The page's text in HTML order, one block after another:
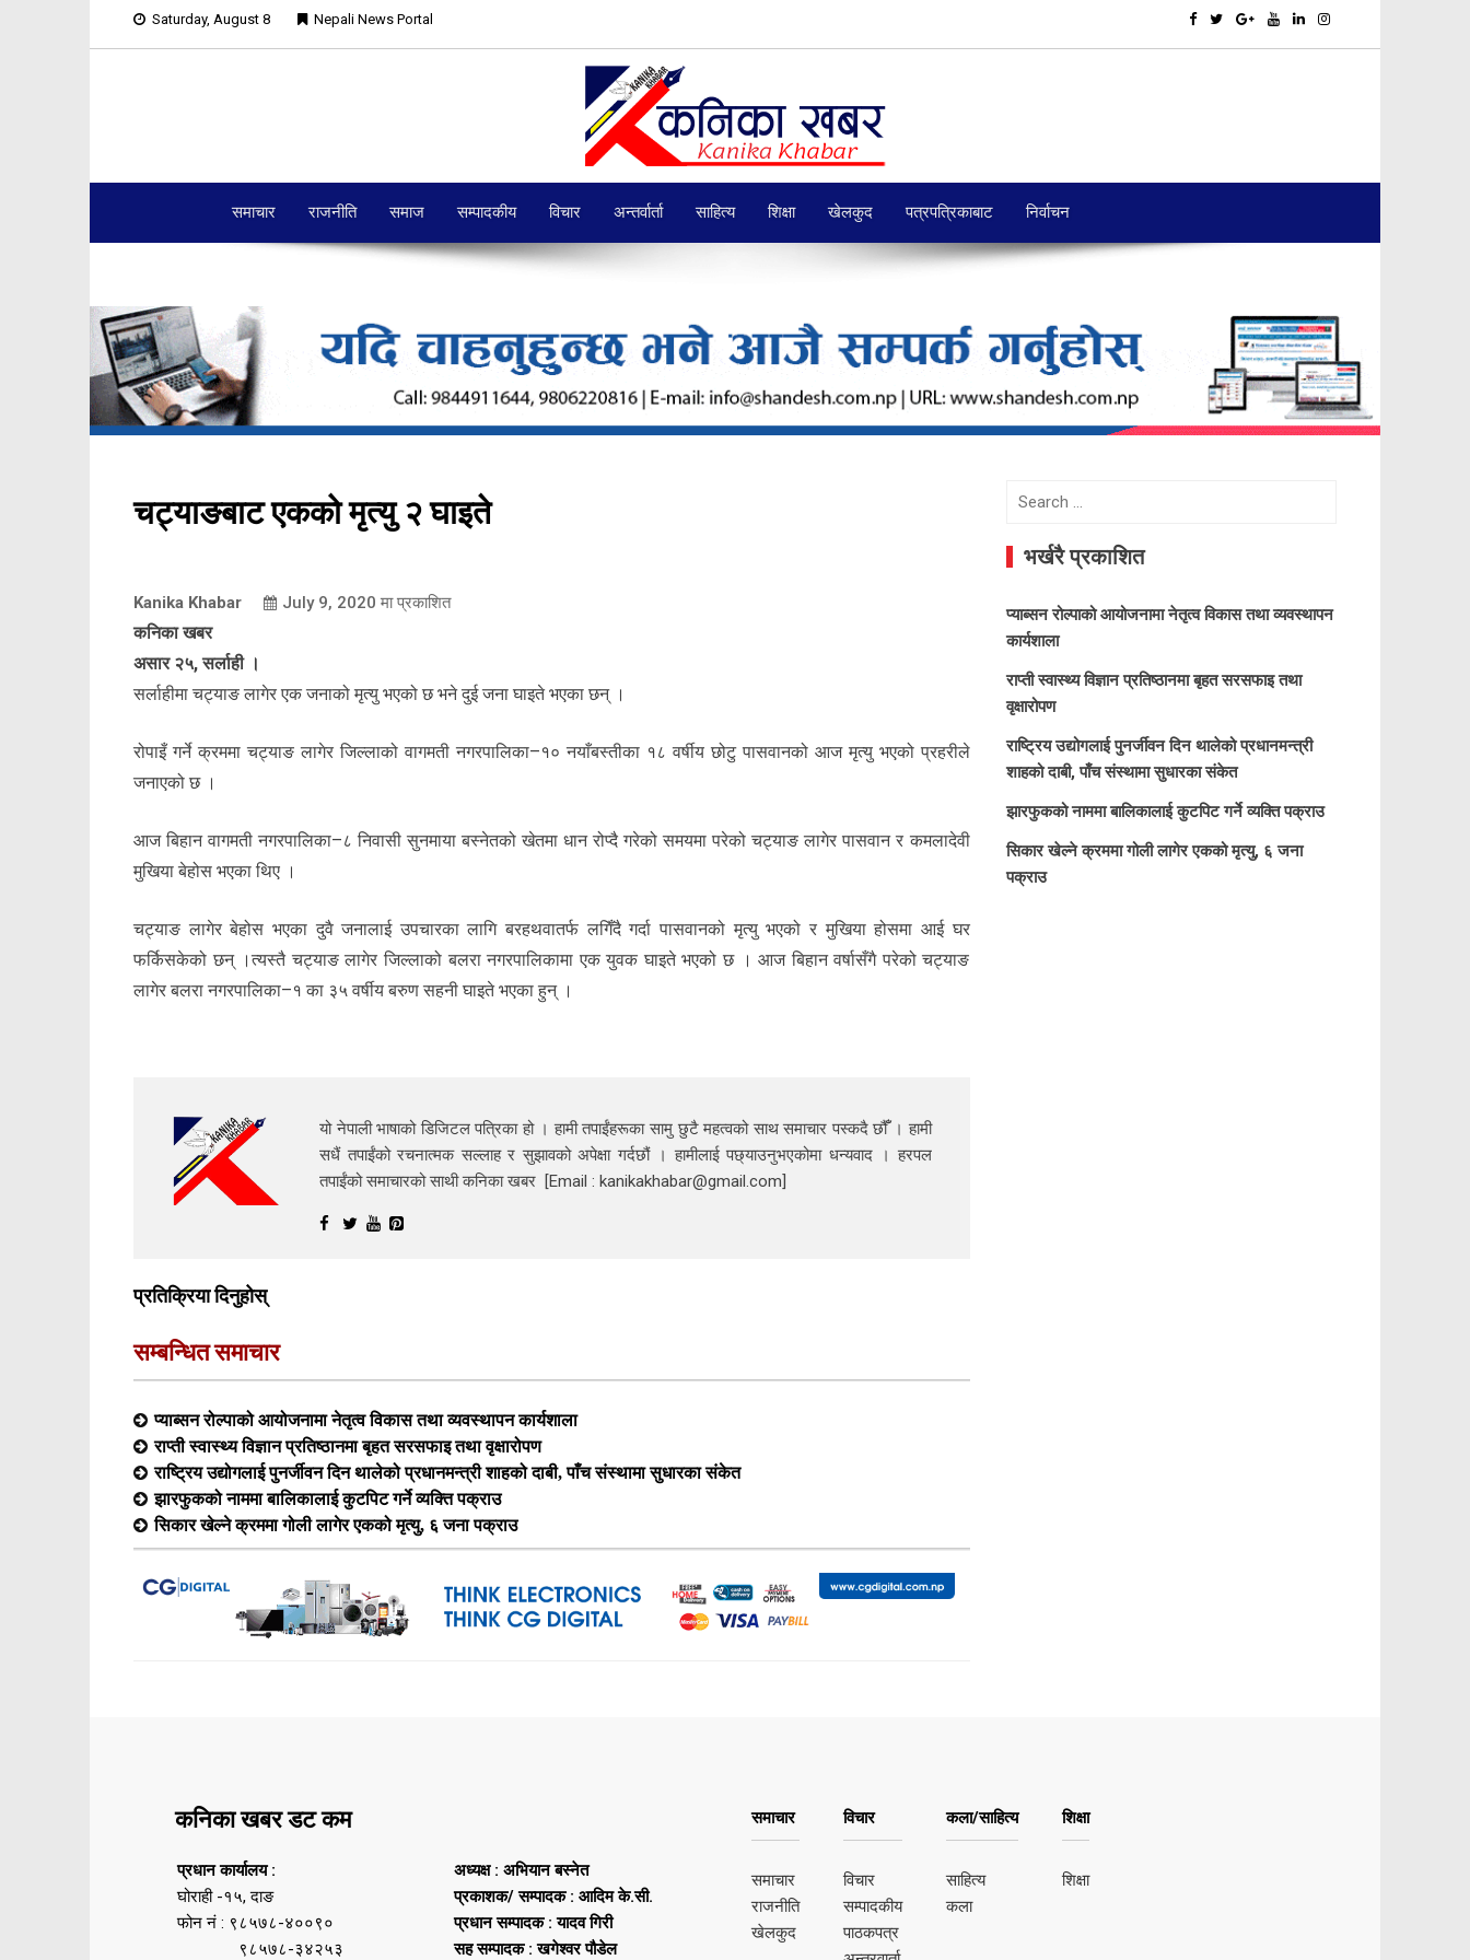
Saturday, August 8 Nepali News Portal
समाचार राजनीति समाज सम्पादकीय विचार अन्तर्वार्ता साहित्य शिक्षा खेलकुद पत्रपत्रिकाबाट निर्वाचन
चट्याङबाट एकको मृत्यु २ घाइते
Kanika Khabar July 9, 2020 मा प्रकाशित
कनिका खबर
असार २५, सर्लाही ।
सर्लाहीमा चट्याङ लागेर एक जनाको मृत्यु भएको छ भने दुई जना घाइते भएका छन् ।
रोपाइँ गर्ने क्रममा चट्याङ लागेर जिल्लाको वागमती नगरपालिका–१० नयाँबस्तीका १८ वर्षीय छोटु पासवानको आज मृत्यु भएको प्रहरीले
जनाएको छ ।
आज बिहान वागमती नगरपालिका–८ निवासी सुनमाया बस्नेतको खेतमा धान रोप्दै गरेको समयमा परेको चट्याङ लागेर पासवान र कमलादेवी
मुखिया बेहोस भएका थिए ।
चट्याङ लागेर बेहोस भएका दुवै जनालाई उपचारका लागि बरहथवातर्फ लगिँदै गर्दा पासवानको मृत्यु भएको र मुखिया होसमा आई घर
फर्किसकेको छन् ।त्यस्तै चट्याङ लागेर जिल्लाको बलरा नगरपालिकामा एक युवक घाइते भएको छ । आज बिहान वर्षासँगै परेको चट्याङ
लागेर बलरा नगरपालिका–१ का ३५ वर्षीय बरुण सहनी घाइते भएका हुन् ।
यो नेपाली भाषाको डिजिटल पत्रिका हो । हामी तपाईंहरूका सामु छुटै महत्वको साथ समाचार पस्कदै छौँँ । हामी
सधैं तपाईंको रचनात्मक सल्लाह र सुझावको अपेक्षा गर्दछौं । हामीलाई पछ्याउनुभएकोमा धन्यवाद । हरपल
तपाईंको समाचारको साथी कनिका खबर [Email : kanikakhabar@gmail.com]
प्रतिक्रिया दिनुहोस्
सम्बन्धित समाचार
प्याब्सन रोल्पाको आयोजनामा नेतृत्व विकास तथा व्यवस्थापन कार्यशाला
राप्ती स्वास्थ्य विज्ञान प्रतिष्ठानमा बृहत सरसफाइ तथा वृक्षारोपण
राष्ट्रिय उद्योगलाई पुनर्जीवन दिन थालेको प्रधानमन्त्री शाहको दाबी, पाँच संस्थामा सुधारका संकेत
झारफुकको नाममा बालिकालाई कुटपिट गर्ने व्यक्ति पक्राउ
सिकार खेल्ने क्रममा गोली लागेर एकको मृत्यु, ६ जना पक्राउ
Search
भर्खरै प्रकाशित
प्याब्सन रोल्पाको आयोजनामा नेतृत्व विकास तथा व्यवस्थापन
कार्यशाला
राप्ती स्वास्थ्य विज्ञान प्रतिष्ठानमा बृहत सरसफाइ तथा
वृक्षारोपण
राष्ट्रिय उद्योगलाई पुनर्जीवन दिन थालेको प्रधानमन्त्री
शाहको दाबी, पाँच संस्थामा सुधारका संकेत
झारफुकको नाममा बालिकालाई कुटपिट गर्ने व्यक्ति पक्राउ
सिकार खेल्ने क्रममा गोली लागेर एकको मृत्यु, ६ जना
पक्राउ
कनिका खबर डट कम
प्रधान कार्यालय :
घोराही -१५, दाङ
फोन नं : ९८५७८-४००९०
९८५७८-३४२५३
अध्यक्ष : अभियान बस्नेत
प्रकाशक/ सम्पादक : आदिम के.सी.
प्रधान सम्पादक : यादव गिरी
सह सम्पादक : खगेश्वर पौडेल
समाचार
समाचार
राजनीति
खेलकुद
विचार
विचार
सम्पादकीय
पाठकपत्र
कला/साहित्य
साहित्य
कला
शिक्षा
शिक्षा